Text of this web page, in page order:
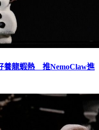
養龍蝦熱 推NemoClaw進